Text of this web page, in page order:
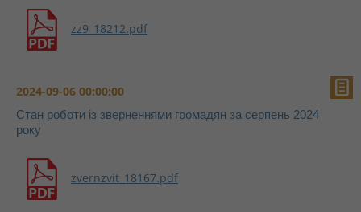
zz9_18212.pdf
2024-09-06 00:00:00
Стан роботи із зверненнями громадян за серпень 2024
року
zvernzvit_18167.pdf